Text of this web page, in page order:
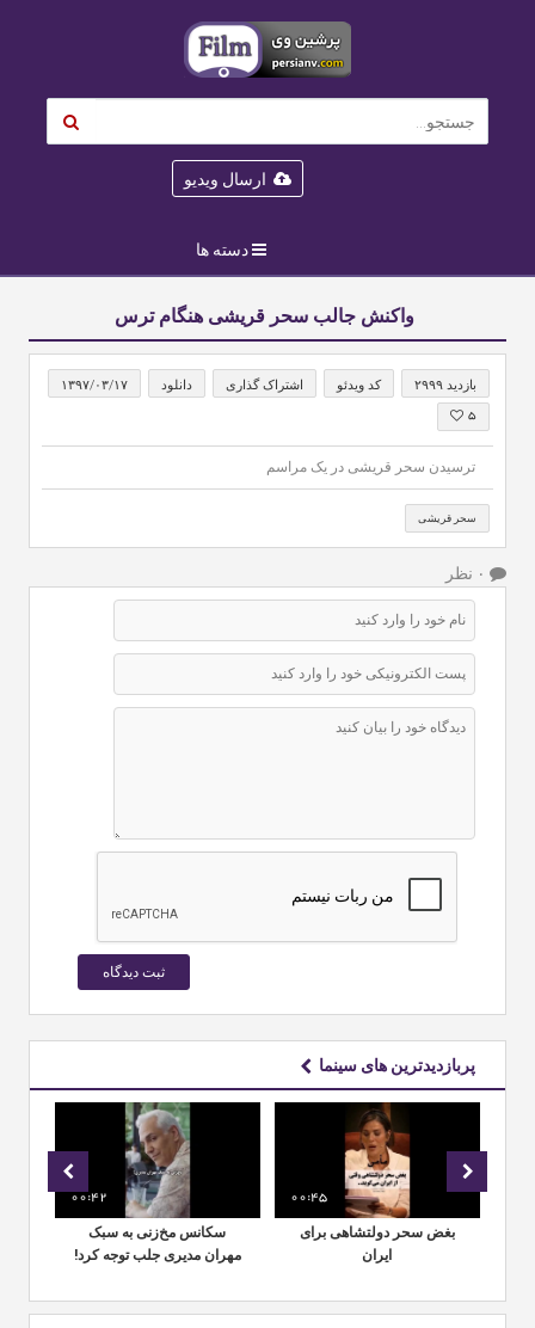
ارسال ویدیو
دسته ها
واکنش جالب سحر قریشی هنگام ترس
بازدید ۲۹۹۹ کد ویدئو اشتراک گذاری دانلود ۱۳۹۷/۰۳/۱۷
۵
ترسیدن سحر قریشی در یک مراسم
سحر قریشی
۰ نظر
پربازدیدترین های سینما
00:45
بغض سحر دولتشاهی برای
ایران
00:42
سکانس مخ‌زنی به سبک
مهران مدیری جلب توجه کرد!